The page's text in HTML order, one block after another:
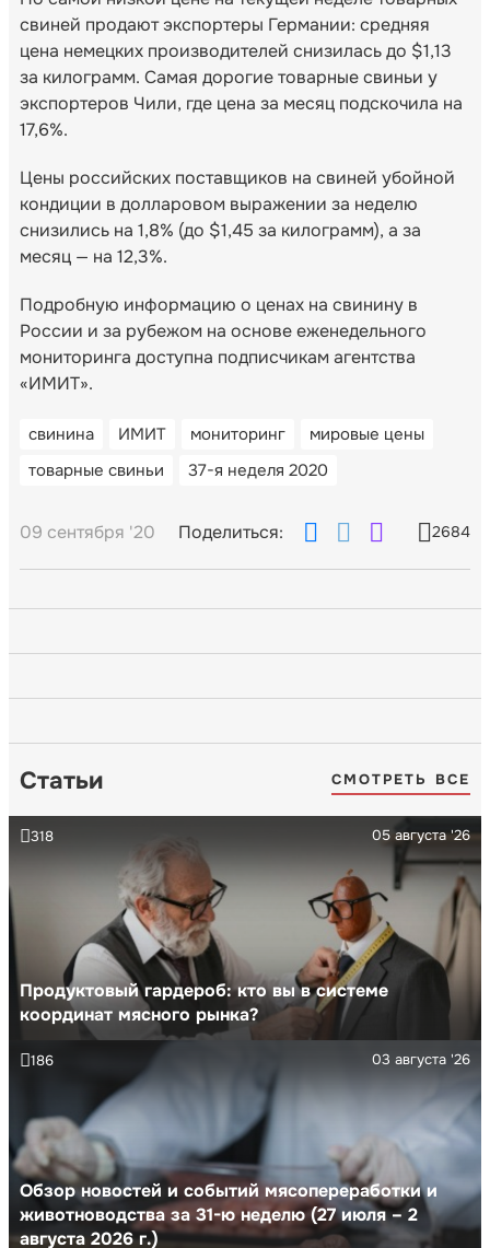
свиней продают экспортеры Германии: средняя
цена немецких производителей снизилась до $1,13
за килограмм. Самая дорогие товарные свиньи у
экспортеров Чили, где цена за месяц подскочила на
17,6%.
Цены российских поставщиков на свиней убойной
кондиции в долларовом выражении за неделю
снизились на 1,8% (до $1,45 за килограмм), а за
месяц — на 12,3%.
Подробную информацию о ценах на свинину в
России и за рубежом на основе еженедельного
мониторинга доступна подписчикам агентства
«ИМИТ».
свинина ИМИТ мониторинг
мировые цены
товарные свиньи
37-я неделя 2020
09 сентября '20 Поделиться: 2684
Статьи СМОТРЕТЬ ВСЕ
Продуктовый гардероб: кто вы в системе
координат мясного рынка?
05 августа '26
318
Обзор новостей и событий мясопереработки и
животноводства за 31-ю неделю (27 июля – 2
августа 2026 г.)
03 августа '26
186